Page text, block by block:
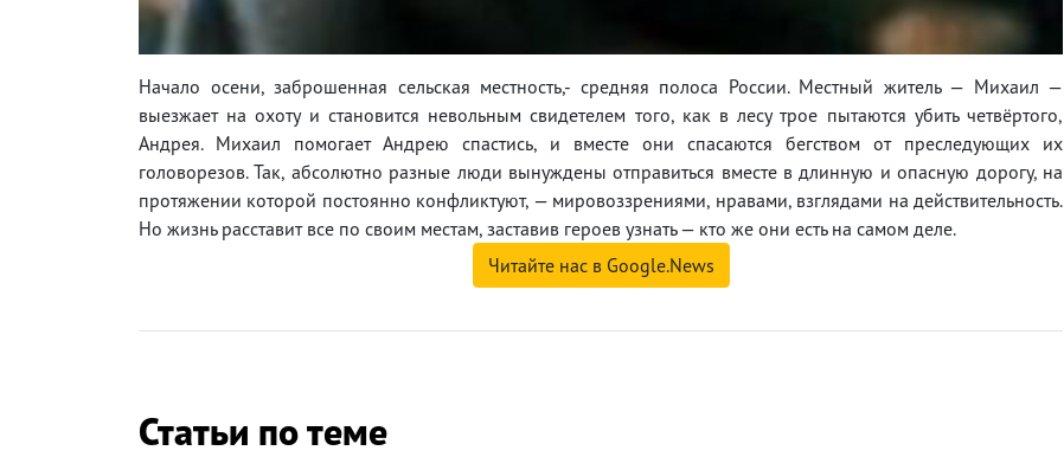
Начало осени, заброшенная сельская местность,- средняя полоса России. Местный житель — Михаил —
выезжает на охоту и становится невольным свидетелем того, как в лесу трое пытаются убить четвёртого,
Андрея. Михаил помогает Андрею спастись, и вместе они спасаются бегством от преследующих их
головорезов. Так, абсолютно разные люди вынуждены отправиться вместе в длинную и опасную дорогу, на
протяжении которой постоянно конфликтуют, — мировоззрениями, нравами, взглядами на действительность.
Но жизнь расставит все по своим местам, заставив героев узнать — кто же они есть на самом деле.
Читайте нас в Google.News
Статьи по теме